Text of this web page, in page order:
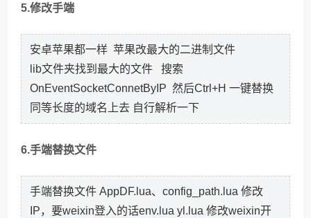
5.修改手端
安卓苹果都一样 苹果改最大的二进制文件
lib文件夹找到最大的文件 搜索
OnEventSocketConnetByIP 然后Ctrl+H 一键替换
同等长度的域名上去 自行解析一下
6.手端替换文件
手端替换文件 AppDF.lua、config_path.lua 修改
IP，要weixin登入的话env.lua yl.lua 修改weixin开